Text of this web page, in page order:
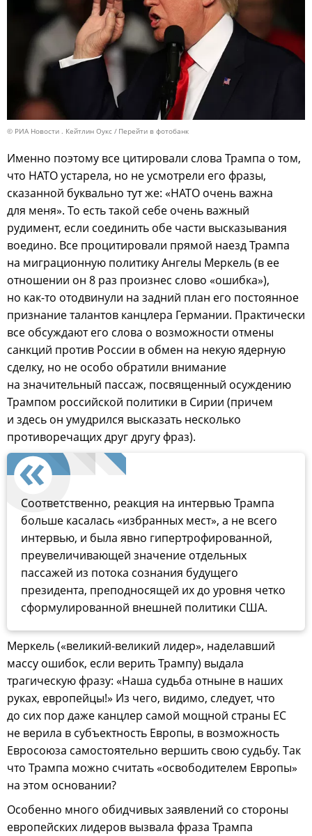
© РИА Новости . Кейтлин Оукс Перейти в фотобанк
Именно поэтому все цитировали слова Трампа о том,
что НАТО устарела, но не усмотрели его фразы,
сказанной буквально тут же: «НАТО очень важна
для меня». То есть такой себе очень важный
рудимент, если соединить обе части высказывания
воедино. Все процитировали прямой наезд Трампа
на миграционную политику Ангелы Меркель (в ее
отношении он 8 раз произнес слово «ошибка»),
но как-то отодвинули на задний план его постоянное
признание талантов канцлера Германии. Практически
все обсуждают его слова о возможности отмены
санкций против России в обмен на некую ядерную
сделку, но не особо обратили внимание
на значительный пассаж, посвященный осуждению
Трампом российской политики в Сирии (причем
и здесь он умудрился высказать несколько
противоречащих друг другу фраз).
Соответственно, реакция на интервью Трампа
больше касалась «избранных мест», а не всего
интервью, и была явно гипертрофированной,
преувеличивающей значение отдельных
пассажей из потока сознания будущего
президента, преподносящей их до уровня четко
сформулированной внешней политики США.
Меркель («великий-великий лидер», наделавший
массу ошибок, если верить Трампу) выдала
трагическую фразу: «Наша судьба отныне в наших
руках, европейцы!» Из чего, видимо, следует, что
до сих пор даже канцлер самой мощной страны ЕС
не верила в субъектность Европы, в возможность
Евросоюза самостоятельно вершить свою судьбу. Так
что Трампа можно считать «освободителем Европы»
на этом основании?
Особенно много обидчивых заявлений со стороны
европейских лидеров вызвала фраза Трампа